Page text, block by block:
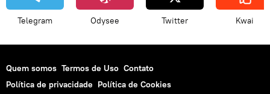
Telegram Odysee Twitter Kwai
Quem somos Termos de Uso Contato
Política de privacidade Política de Cookies